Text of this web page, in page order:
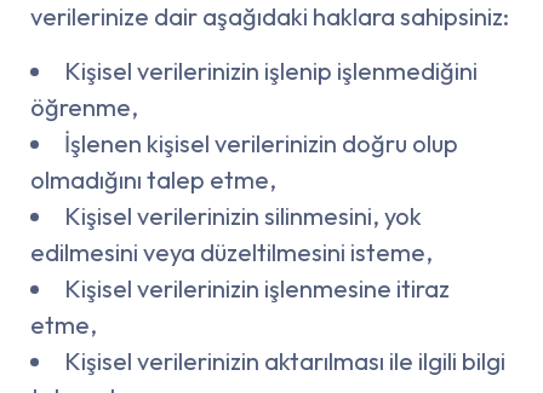
verilerinize dair aşağıdaki haklara sahipsiniz:
Kişisel verilerinizin işlenip işlenmediğini
öğrenme,
İşlenen kişisel verilerinizin doğru olup
olmadığını talep etme,
Kişisel verilerinizin silinmesini, yok
edilmesini veya düzeltilmesini isteme,
Kişisel verilerinizin işlenmesine itiraz
etme,
Kişisel verilerinizin aktarılması ile ilgili bilgi